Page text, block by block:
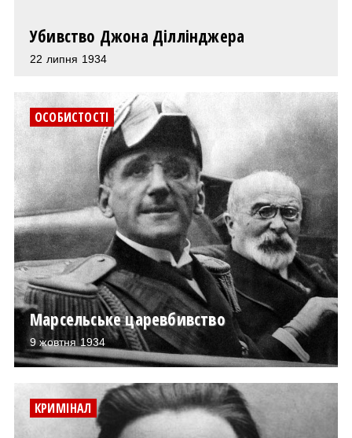
Убивство Джона Діллінджера
22 липня 1934
ОСОБИСТОСТІ
Марсельське царевбивство
9 жовтня 1934
КРИМІНАЛ